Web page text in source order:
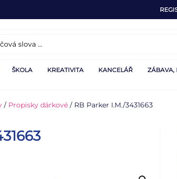
ŠKOLA KREATIVITA KANCELÁŘ ZÁBAVA,
/ Propisky dárkové / RB Parker I.M./3431663